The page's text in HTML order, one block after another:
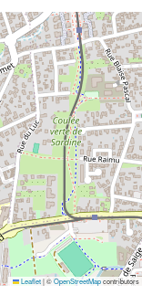
Leaflet|©OpenStreetMapcontributors